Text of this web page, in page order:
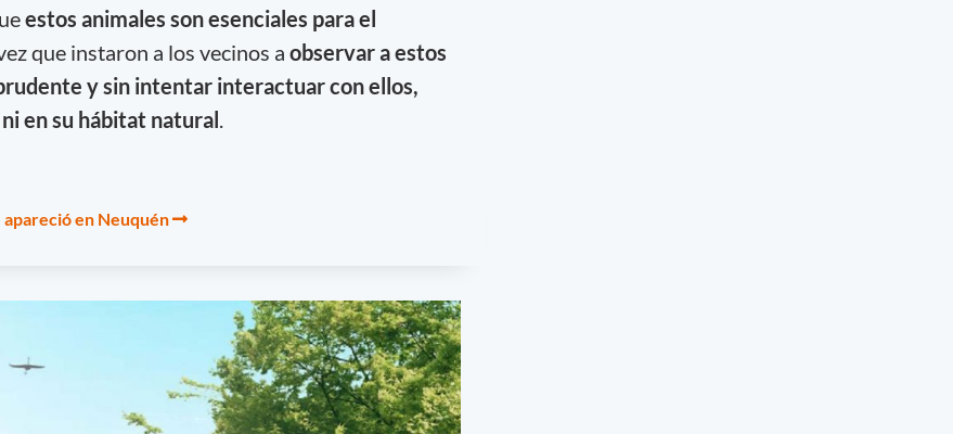
estos animales son esenciales para el
que instaron a los vecinos a observar a estos
y sin intentar interactuar con ellos,
en su hábitat natural.
en Neuquén